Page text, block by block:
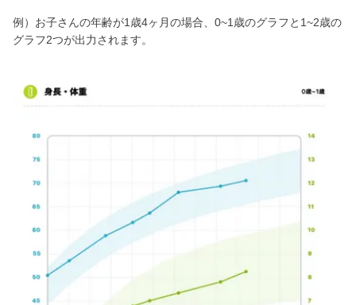
例）お子さんの年齢が1歳4ヶ月の場合、0~1歳のグラフと1~2歳の
グラフ2つが出力されます。